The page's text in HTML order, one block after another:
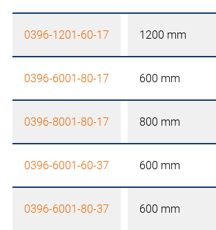
0396-1201-60-17 1200 mm
0396-6001-80-17 600 mm
0396-8001-80-17 800 mm
0396-6001-60-37 600 mm
0396-6001-80-37 600 mm